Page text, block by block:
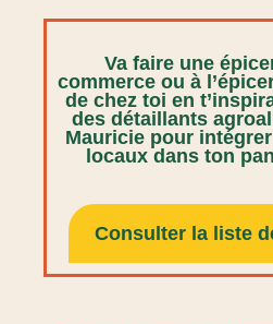
Va faire une
commerce ou à
de chez toi en
des détaillants
Mauricie pour
locaux dans ton
Consulter la liste